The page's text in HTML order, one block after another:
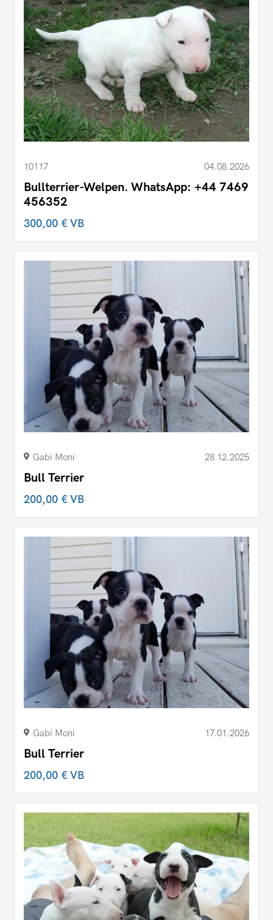
10117 04.08.2026
Bullterrier-Welpen. WhatsApp: +44 7469
456352
300,00 €VB
Gabi Moni 28.12.2025
Bull Terrier
200,00 €VB
Gabi Moni 17.01.2026
Bull Terrier
200,00 €VB